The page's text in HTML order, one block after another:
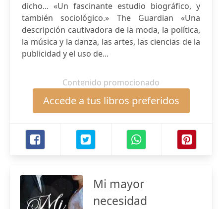
dicho... «Un fascinante estudio biográfico, y
también sociológico.» The Guardian «Una
descripción cautivadora de la moda, la política,
la música y la danza, las artes, las ciencias de la
publicidad y el uso de...
Contenido promocionado
Accede a tus libros preferidos
Mi mayor
necesidad